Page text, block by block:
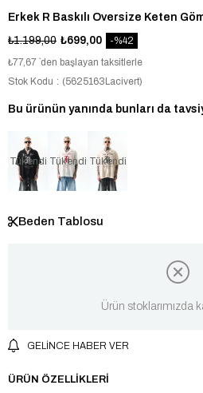
Erkek R Baskılı Oversize Keten
₺1.199,00 ₺699,00
42
₺77,67 `den başlayan taksitlerle
Stok Kodu
(5625163Lacivert)
Bu ürünün yanında bunları da
Tükendi Tükendi Tükendi
Beden Tablosu
Ürün stoklarımızda
GELINCE HABER VER
ÜRÜN ÖZELLIKLERI